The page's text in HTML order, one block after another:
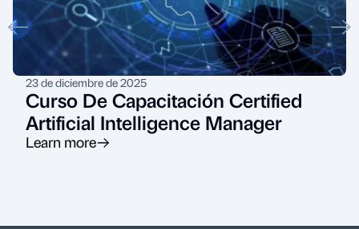
23 de diciembre de 2025
Curso De Capacitación Certified
Artificial Intelligence Manager
Learn more